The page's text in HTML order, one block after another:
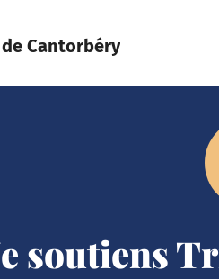
Cantorbéry
soutiens